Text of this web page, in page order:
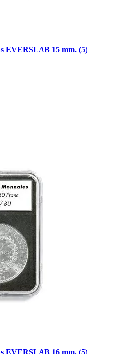
EVERSLAB 15 mm. (5)
EVERSLAB 16 mm. (5)